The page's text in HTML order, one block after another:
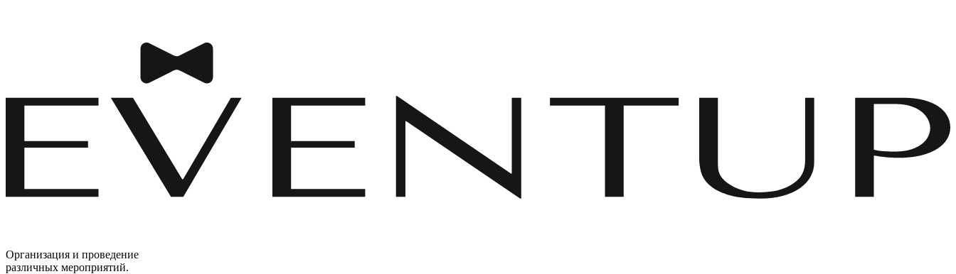
Организация и проведение
различных мероприятий.